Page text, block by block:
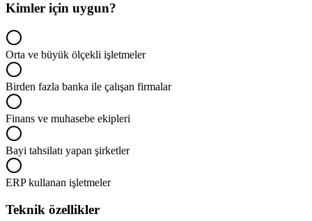
Kimler için uygun?
Orta ve büyük ölçekli işletmeler
Birden fazla banka ile çalışan firmalar
Finans ve muhasebe ekipleri
Bayi tahsilatı yapan şirketler
ERP kullanan işletmeler
Teknik özellikler